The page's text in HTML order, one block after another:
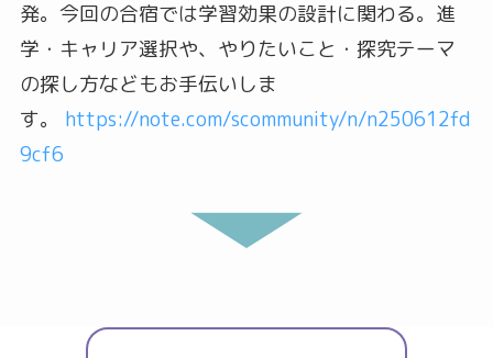
発。今回の合宿では学習効果の設計に関わる。進
学・キャリア選択や、やりたいこと・探究テーマ
の探し方などもお手伝いしま
す。 https://note.com/scommunity/n/n250612fd
9cf6